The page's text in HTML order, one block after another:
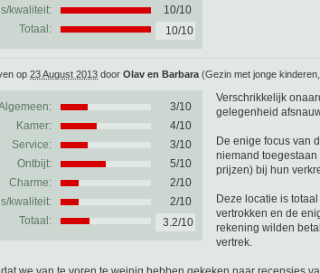
kwaliteit:
10/10
Totaal:
10/10
op 23 August 2013 door Olav en Barbara (Gezin met jonge
3/10
Kamer:
4/10
Service:
3/10
Ontbijt:
5/10
Charme:
2/10
kwaliteit:
2/10
Totaal:
3.2/10
Verschrikkelijk
gelegenheid
De enige focus van
niemand toegestaan
prijzen) bij hun
Deze locatie is
vertrokken en de
rekening wilden
vertrek.